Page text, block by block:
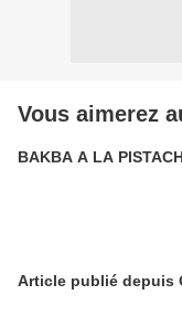
Vous aimerez
BAKBA A LA